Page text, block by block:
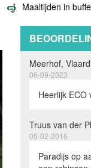
Maaltijden in
Meerhof,
06-09-2023
Heerlijk ECO
Truus van der
05-02-2016
Paradijs op